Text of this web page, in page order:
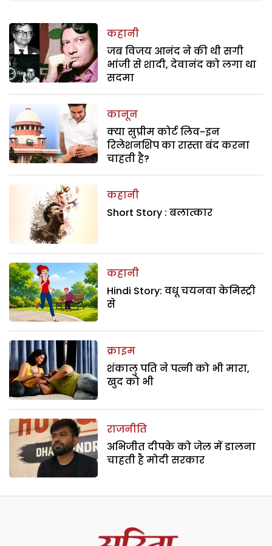
कहानी
जब विजय आनंद ने की थी सगी
भांजी से शादी, देवानंद को लगा था
सदमा
कानून
क्या सुप्रीम कोर्ट लिव-इन
रिलेशनशिप का रास्ता बंद करना
चाहती है?
कहानी
Short Story : बलात्कार
कहानी
Hindi Story: वधू चयनवा केमिस्ट्री
से
क्राइम
शंकालु पति ने पत्नी को भी मारा,
खुद को भी
राजनीति
अभिजीत दीपके को जेल में डालना
चाहती है मोदी सरकार